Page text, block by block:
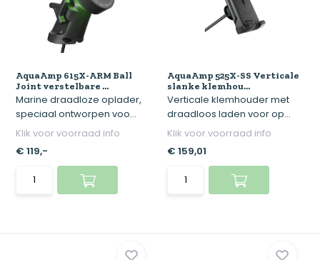
AquaAmp 615X-ARM Ball
Joint verstelbare ...
Marine draadloze oplader,
speciaal ontworpen voo...
Klik voor voorraad info
€ 119,-
AquaAmp 525X-SS Verticale
slanke klemhou...
Verticale klemhouder met
draadloos laden voor op...
Klik voor voorraad info
€ 159,01